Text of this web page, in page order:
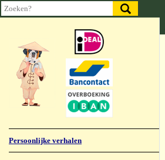
Persoonlijke verhalen